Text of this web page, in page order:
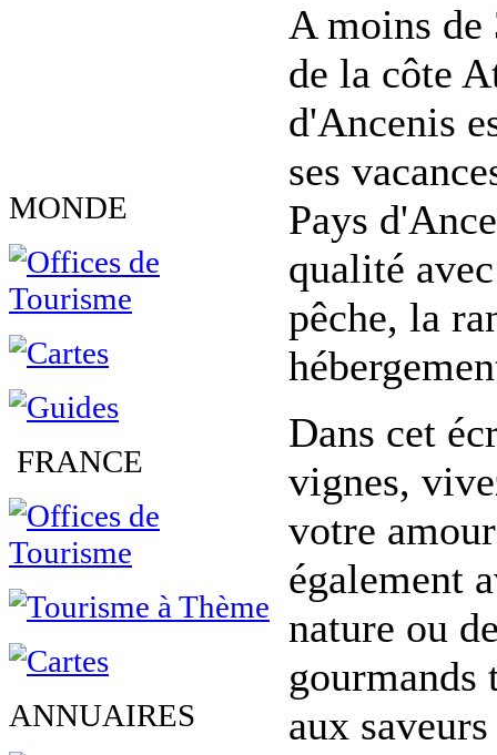
MONDE
FRANCE
ANNUAIRES
A moins de
de la côte
d'Ancenis
ses
Pays
qualité
pêche, la
Dans cet
vignes,
votre
également
nature ou
gourmands
aux